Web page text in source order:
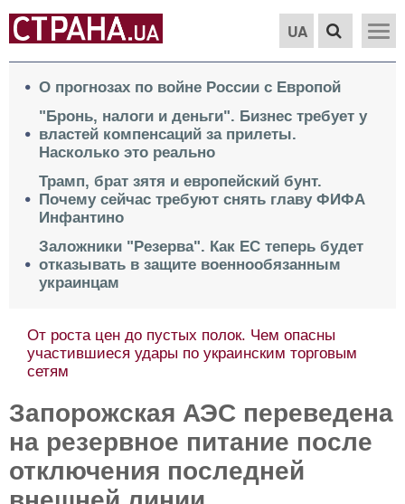
UA
О прогнозах по войне России с Европой
"Бронь, налоги и деньги". Бизнес требует у
властей компенсаций за прилеты.
Насколько это реально
Трамп, брат зятя и европейский бунт.
Почему сейчас требуют снять главу ФИФА
Инфантино
Заложники "Резерва". Как ЕС теперь будет
отказывать в защите военнообязанным
украинцам
От роста цен до пустых полок. Чем опасны
участившиеся удары по украинским торговым
сетям
Запорожская АЭС переведена
на резервное питание после
отключения последней